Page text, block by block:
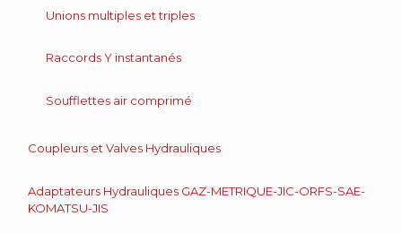
Unions multiples et triples
Raccords Y instantanés
Soufflettes air comprimé
Coupleurs et Valves Hydrauliques
Adaptateurs Hydrauliques GAZ-METRIQUE-JIC-ORFS-SAE-
KOMATSU-JIS